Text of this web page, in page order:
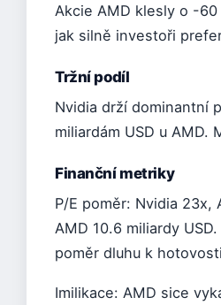
Akcie AMD klesly o -
jak silně investoři
Tržní podíl
Nvidia drží dominantní
miliardám USD u AMD.
Finanční metriky
P/E poměr: Nvidia 23x,
AMD 10.6 miliardy
poměr dluhu k
Imilikace: AMD sice